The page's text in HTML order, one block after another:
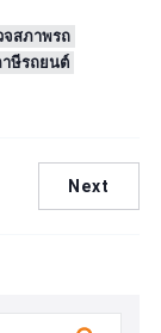
จสภาพรถ
ษีรถยนต์
Next